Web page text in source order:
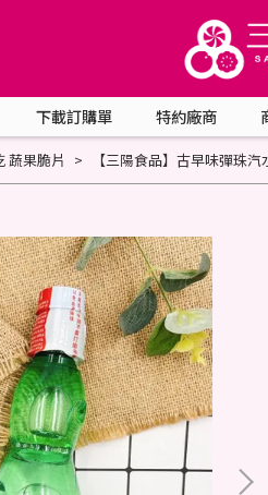
下載訂購單 特約廠商
蔬果脆片 【三陽食品】古早味彈珠汽